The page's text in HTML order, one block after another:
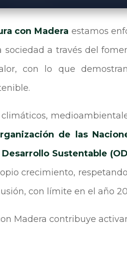
con Madera estamos
sociedad a través del
con lo que
de las
Sustentable
crecimiento,
con límite en el año
Madera contribuye